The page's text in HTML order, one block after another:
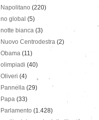
Napolitano (220)
no global (5)
notte bianca (3)
Nuovo Centrodestra (2)
Obama (11)
olimpiadi (40)
Oliveri (4)
Pannella (29)
Papa (33)
Parlamento (1.428)